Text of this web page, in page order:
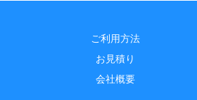
ご利用方法
お見積り
会社概要